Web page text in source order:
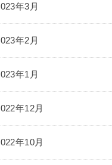
年3月
年2月
年1月
年12月
年10月